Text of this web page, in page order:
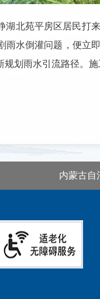
湖北苑平房区居民打
雨水倒灌问题，便立
划雨水引流路径。
内蒙古自